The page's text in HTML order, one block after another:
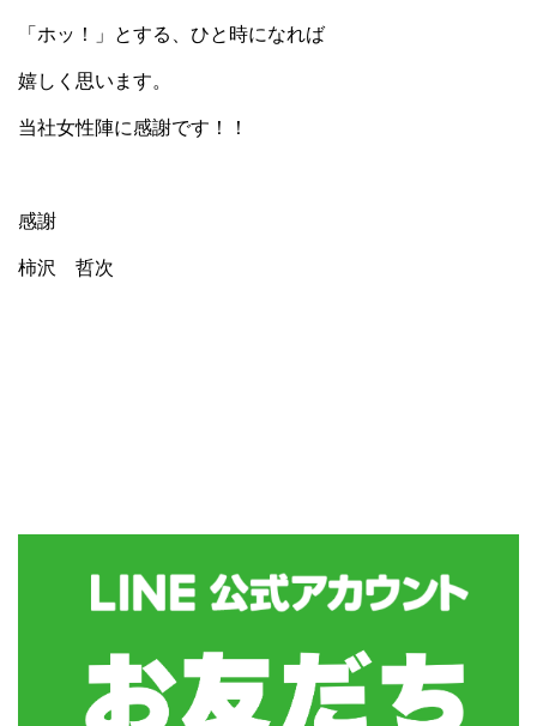
「ホッ！」とする、ひと時になれば
嬉しく思います。
当社女性陣に感謝です！！
感謝
柿沢 哲次